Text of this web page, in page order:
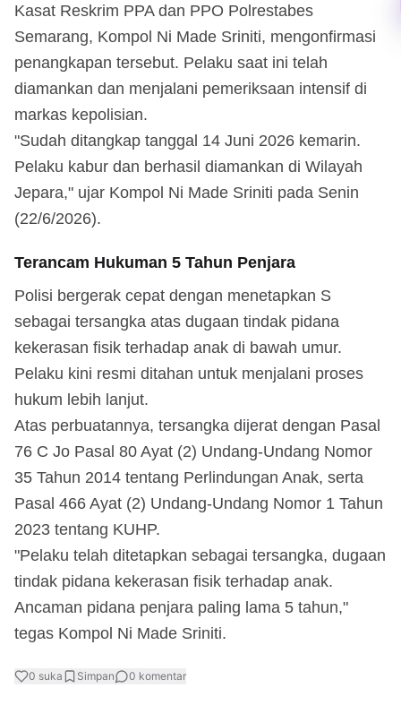
Kasat Reskrim PPA dan PPO Polrestabes
Semarang, Kompol Ni Made Sriniti, mengonfirmasi
penangkapan tersebut. Pelaku saat ini telah
diamankan dan menjalani pemeriksaan intensif di
markas kepolisian.
"Sudah ditangkap tanggal 14 Juni 2026 kemarin.
Pelaku kabur dan berhasil diamankan di Wilayah
Jepara," ujar Kompol Ni Made Sriniti pada Senin
(22/6/2026).
Terancam Hukuman 5 Tahun Penjara
Polisi bergerak cepat dengan menetapkan S
sebagai tersangka atas dugaan tindak pidana
kekerasan fisik terhadap anak di bawah umur.
Pelaku kini resmi ditahan untuk menjalani proses
hukum lebih lanjut.
Atas perbuatannya, tersangka dijerat dengan Pasal
76 C Jo Pasal 80 Ayat (2) Undang-Undang Nomor
35 Tahun 2014 tentang Perlindungan Anak, serta
Pasal 466 Ayat (2) Undang-Undang Nomor 1 Tahun
2023 tentang KUHP.
"Pelaku telah ditetapkan sebagai tersangka, dugaan
tindak pidana kekerasan fisik terhadap anak.
Ancaman pidana penjara paling lama 5 tahun,"
tegas Kompol Ni Made Sriniti.
0 suka Simpan 0 komentar